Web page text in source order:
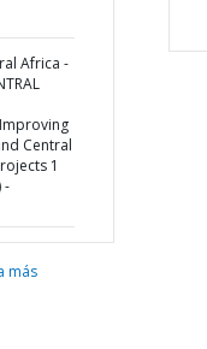
Africa -
Central
1
-
más